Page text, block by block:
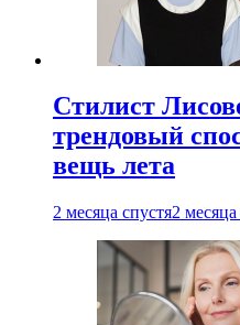
Стилист
трендовый
вещь лета
2 месяца спустя2 месяца